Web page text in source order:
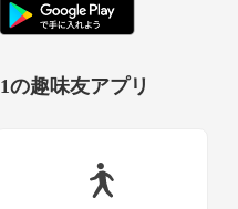
の趣味友アプリ